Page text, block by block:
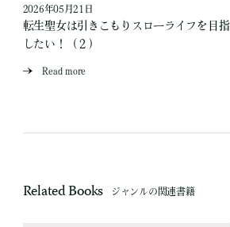
2026年05月21日
転生聖女は引きこもりスローライフを目指
したい！（２）
Read more
Related Books ジャンルの関連書籍